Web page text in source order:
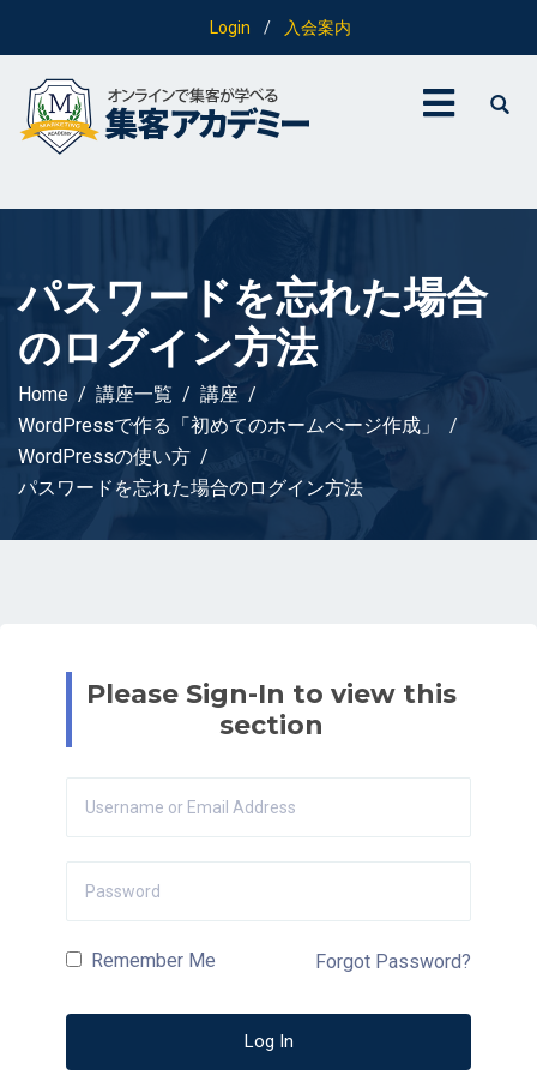
Login / 入会案内
パスワードを忘れた場合
のログイン方法
Home 講座一覧
講座
WordPressで作る「初めてのホームページ作成」
WordPressの使い方
パスワードを忘れた場合のログイン方法
Please Sign-In to view this
section
Remember Me Forgot Password?